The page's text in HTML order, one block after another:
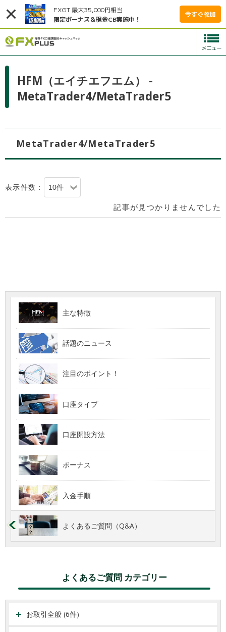
FXGT 最大35,000円相当
限定ボーナス＆現金CB実施中！
今すぐ参加
HFM（エイチエフエム） -
MetaTrader4/MetaTrader5
MetaTrader4/MetaTrader5
表示件数：
記事が見つかりませんでした
主な特徴
話題のニュース
注目のポイント！
口座タイプ
口座開設方法
ボーナス
入金手順
よくあるご質問（Q&A）
よくあるご質問 カテゴリー
お取引全般 (6件)